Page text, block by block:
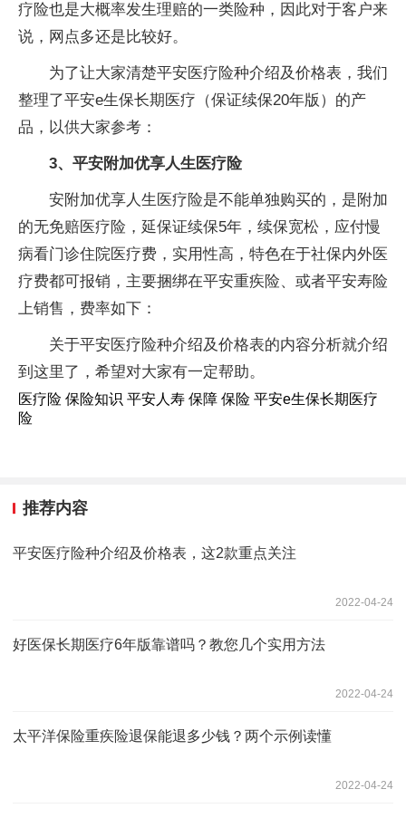
疗险也是大概率发生理赔的一类险种，因此对于客户来
说，网点多还是比较好。
为了让大家清楚平安医疗险种介绍及价格表，我们
整理了平安e生保长期医疗（保证续保20年版）的产
品，以供大家参考：
3、平安附加优享人生医疗险
安附加优享人生医疗险是不能单独购买的，是附加
的无免赔医疗险，延保证续保5年，续保宽松，应付慢
病看门诊住院医疗费，实用性高，特色在于社保内外医
疗费都可报销，主要捆绑在平安重疾险、或者平安寿险
上销售，费率如下：
关于平安医疗险种介绍及价格表的内容分析就介绍
到这里了，希望对大家有一定帮助。
医疗险 保险知识 平安人寿 保障 保险 平安e生保长期医疗
险
推荐内容
平安医疗险种介绍及价格表，这2款重点关注
2022-04-24
好医保长期医疗6年版靠谱吗？教您几个实用方法
2022-04-24
太平洋保险重疾险退保能退多少钱？两个示例读懂
2022-04-24